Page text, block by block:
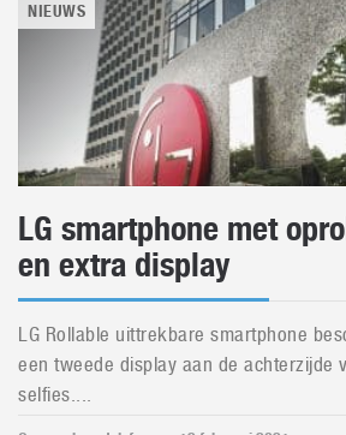
NIEUWS
LG smartphone met
en extra display
LG Rollable uittrekbare smartphone
een tweede display aan de achterzijde
selfies....